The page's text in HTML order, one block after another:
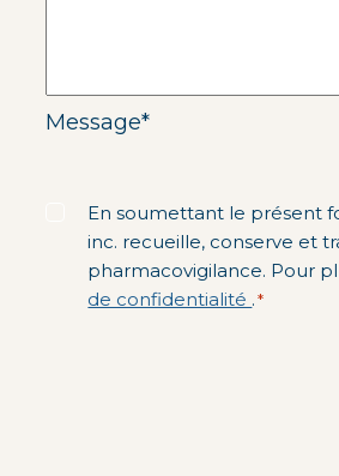
Message*
En soumettant le présent
inc. recueille, conserve et traite vos renseignements personnels à des fins de
de confidentialité .*